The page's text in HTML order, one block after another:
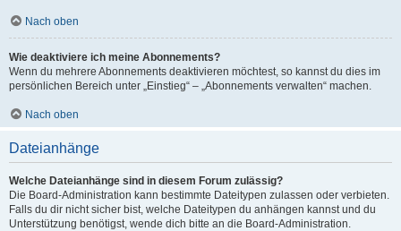
Nach oben
Wie deaktiviere ich meine Abonnements?
Wenn du mehrere Abonnements deaktivieren möchtest, so kannst du dies im
persönlichen Bereich unter „Einstieg“ – „Abonnements verwalten“ machen.
Nach oben
Dateianhänge
Welche Dateianhänge sind in diesem Forum zulässig?
Die Board-Administration kann bestimmte Dateitypen zulassen oder verbieten.
Falls du dir nicht sicher bist, welche Dateitypen du anhängen kannst und du
Unterstützung benötigst, wende dich bitte an die Board-Administration.